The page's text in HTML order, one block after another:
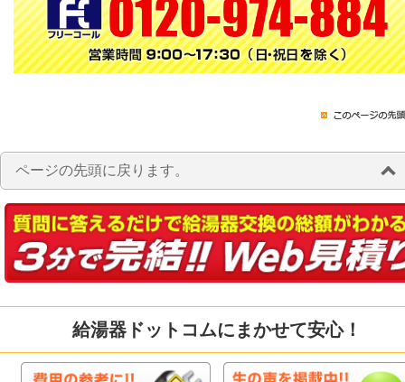
ページの先頭に戻ります。
給湯器ドットコムにまかせて安心！